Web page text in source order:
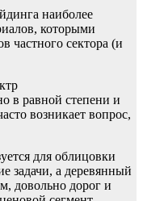
наиболее
которыми
частного сектора (и
в равной степени и
возникает вопрос,
для облицовки
задачи, а деревянный
довольно дорог и